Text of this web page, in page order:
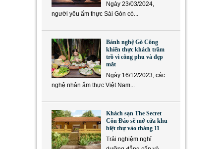
Ngày 23/03/2024,
người yêu ẩm thực Sài Gòn có...
Bánh nghệ Gò Công
khiến thực khách trầm
trồ vì công phu và đẹp
mắt
Ngày 16/12/2023, các
nghệ nhân ẩm thực Việt Nam...
Khách sạn The Secret
Côn Đảo sẽ mở cửa khu
biệt thự vào tháng 11
Trải nghiệm nghỉ